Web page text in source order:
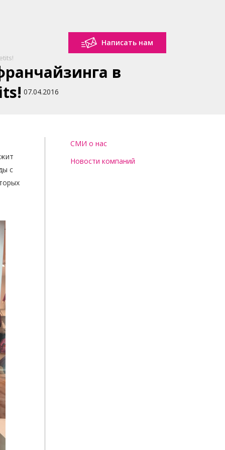
Написать нам
в
07.04.2016
СМИ о нас
Новости компаний
с